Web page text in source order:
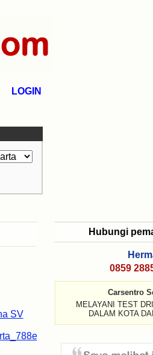
LOGIN
Hubungi
0859
Carsentro
MELAYANI TEST
DALAM KOTA